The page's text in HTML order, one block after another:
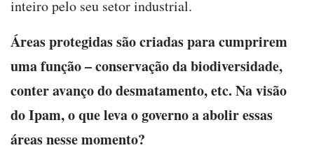
inteiro pelo seu setor industrial.
Áreas protegidas são criadas para cumprirem
uma função – conservação da biodiversidade,
conter avanço do desmatamento, etc. Na visão
do Ipam, o que leva o governo a abolir essas
áreas nesse momento?